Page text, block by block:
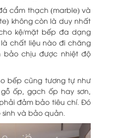
cẩm thạch (marble) và
không còn là duy nhất
kệ/mặt bếp đa dạng
chất liệu nào đi chăng
bảo chịu được nhiệt độ
bếp cũng tương tự như
ốp, gạch ốp hay sơn,
đảm bảo tiêu chí. Đó
và bảo quản.